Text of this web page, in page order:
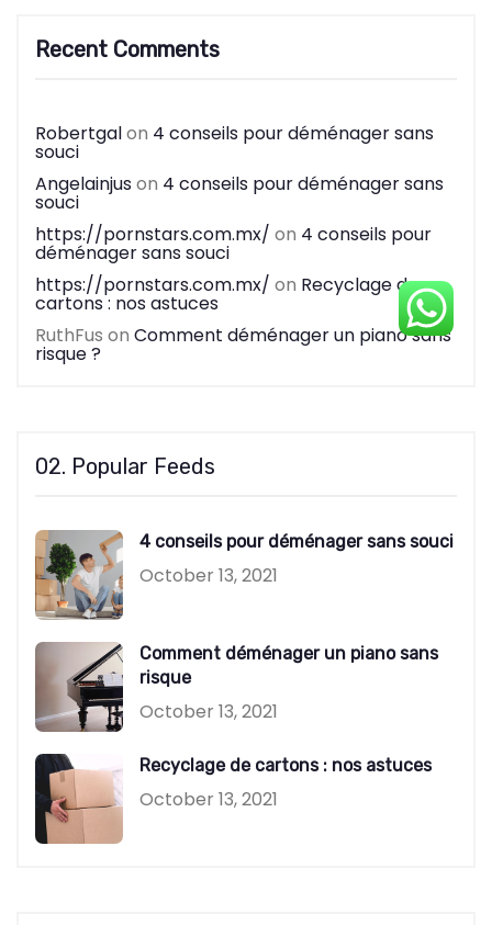
Recent Comments
Robertgalon 4 conseils pour déménager sans
souci
Angelainjuson 4 conseils pour déménager sans
souci
https://pornstars.com.mx/ on 4 conseils pour
déménager sans souci
https://pornstars.com.mx/ on Recyclage de
cartons : nos astuces
RuthFus on Comment déménager un piano sans
risque ?
02. Popular Feeds
4 conseils pour déménager sans souci
October 13, 2021
Comment déménager un piano sans
risque
October 13, 2021
Recyclage de cartons : nos astuces
October 13, 2021